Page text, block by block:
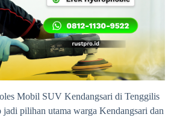
Mobil SUV Kendangsari di Tenggilis
pilihan utama warga Kendangsari dan